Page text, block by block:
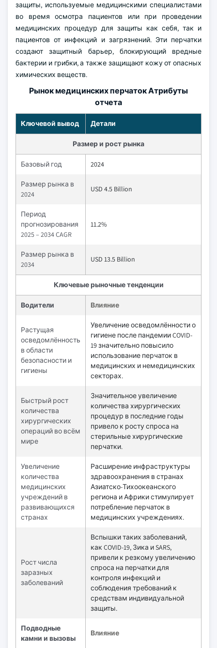
защиты, используемые медицинскими специалистами
во время осмотра пациентов или при проведении
медицинских процедур для защиты как себя, так и
пациентов от инфекций и загрязнений. Эти перчатки
создают защитный барьер, блокирующий вредные
бактерии и грибки, а также защищают кожу от опасных
химических веществ.
Рынок медицинских перчаток Атрибуты
отчета
Ключевой вывод Детали
Размер и рост рынка
Базовый год 2024
Размер рынка в
2024
USD 4.5 Billion
Период
прогнозирования
2025 – 2034 CAGR
11.2%
Размер рынка в
2034
USD 13.5 Billion
Ключевые рыночные тенденции
Водители Влияние
Растущая
осведомлённость
в области
безопасности и
гигиены
Увеличение осведомлённости о
гигиене после пандемии COVID-
19 значительно повысило
использование перчаток в
медицинских и немедицинских
секторах.
Быстрый рост
количества
хирургических
операций во всём
мире
Значительное увеличение
количества хирургических
процедур в последние годы
привело к росту спроса на
стерильные хирургические
перчатки.
Увеличение
количества
медицинских
учреждений в
развивающихся
странах
Расширение инфраструктуры
здравоохранения в странах
Азиатско-Тихоокеанского
региона и Африки стимулирует
потребление перчаток в
медицинских учреждениях.
Рост числа
заразных
заболеваний
Вспышки таких заболеваний,
как COVID-19, Зика и SARS,
привели к резкому увеличению
спроса на перчатки для
контроля инфекций и
соблюдения требований к
средствам индивидуальной
защиты.
Подводные
камни и вызовы
Влияние